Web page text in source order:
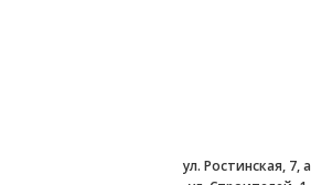
ул. Ростинская, 7, а